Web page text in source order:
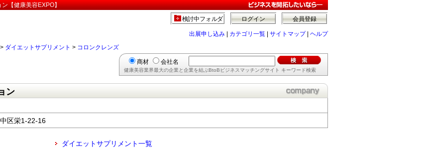
【健康美容EXPO】
会員登録
ログイン
検討中フォルダ
出展申し込み カテゴリ一覧 サイトマップ| ヘルプ
> ダイエットサプリメント > コロンクレンズ
商材 会社名
健康美容業界最大の企業と企業を結ぶBtoBビジネスマッチングサイト キーワード検索
ン
区栄1-22-16
ダイエットサプリメント一覧